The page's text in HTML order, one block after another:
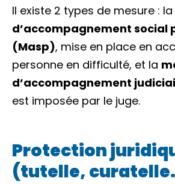
Il existe 2 types de mesure : la
d’accompagnement social
(Masp), mise en place en
personne en difficulté, et la
d’accompagnement
est imposée par le juge.
Protection
(tutelle,